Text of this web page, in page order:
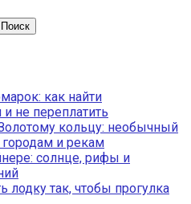
Поиск
как найти
не переплатить
кольцу: необычный
и рекам
солнце, рифы и
лодку так, чтобы прогулка